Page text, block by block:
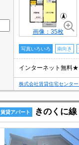
画像：35枚
写真いろいろ 南向き
インターネット無料★
株式会社賃貸住宅センタ
賃貸アパート きのくに